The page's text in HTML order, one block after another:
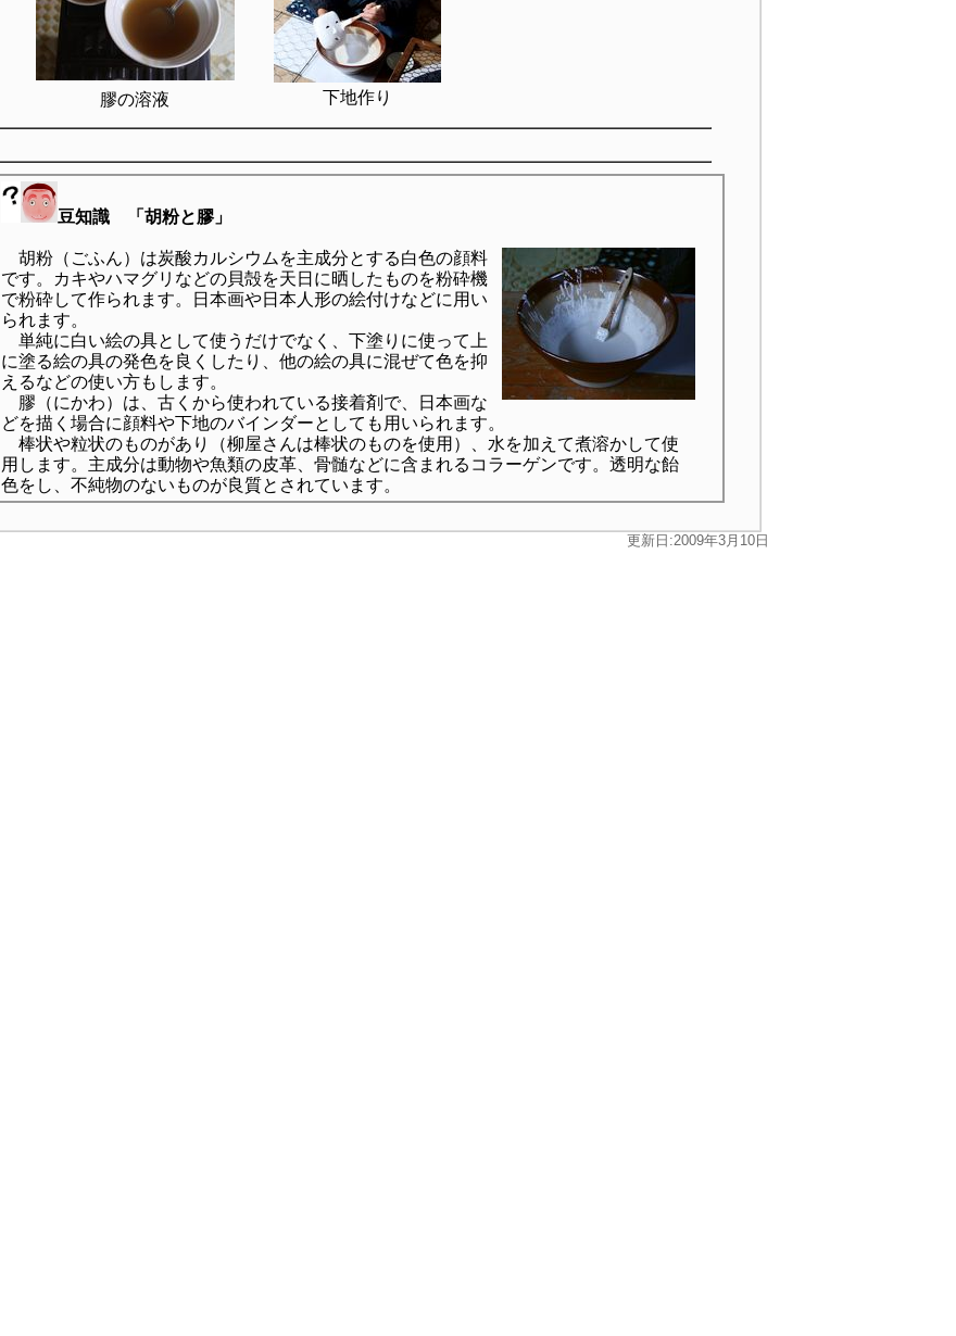
膠の溶液 下地作り
豆知識 「胡粉と膠」
胡粉（ごふん）は炭酸カルシウムを主成分とする白色の顔料
です。カキやハマグリなどの貝殻を天日に晒したものを粉砕機
で粉砕して作られます。日本画や日本人形の絵付けなどに用い
られます。
単純に白い絵の具として使うだけでなく、下塗りに使って上
に塗る絵の具の発色を良くしたり、他の絵の具に混ぜて色を抑
えるなどの使い方もします。
膠（にかわ）は、古くから使われている接着剤で、日本画な
どを描く場合に顔料や下地のバインダーとしても用いられます。
棒状や粒状のものがあり（柳屋さんは棒状のものを使用）、水を加えて煮溶かして使
用します。主成分は動物や魚類の皮革、骨髄などに含まれるコラーゲンです。透明な飴
色をし、不純物のないものが良質とされています。
更新日:2009年3月10日